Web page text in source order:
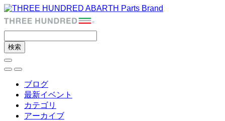
ブログ
最新イベント
カテゴリ
アーカイブ